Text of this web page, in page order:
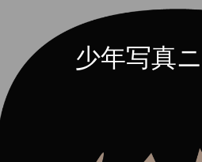
少年写真